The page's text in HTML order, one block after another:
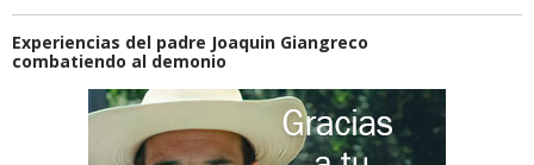
Experiencias del padre Joaquin Giangreco
combatiendo al demonio